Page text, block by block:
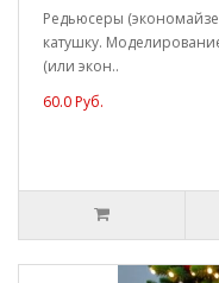
Редьюсеры
катушку.
(или экон..
60.0 Руб.